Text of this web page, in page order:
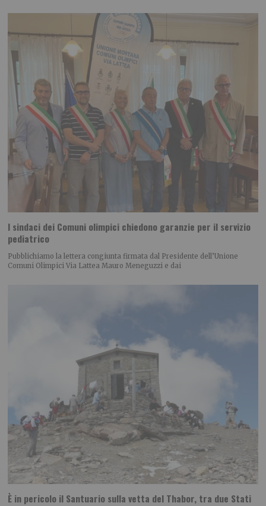
I sindaci dei Comuni olimpici chiedono garanzie per il servizio
pediatrico
Pubblichiamo la lettera congiunta firmata dal Presidente dell’Unione
Comuni Olimpici Via Lattea Mauro Meneguzzi e dai
È in pericolo il Santuario sulla vetta del Thabor, tra due Stati